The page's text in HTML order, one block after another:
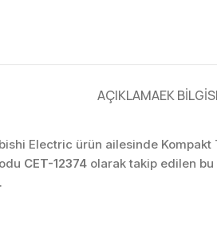
AÇIKLAMAEK BILGI
Electric ürün ailesinde
CET-12374 olarak takip edilen